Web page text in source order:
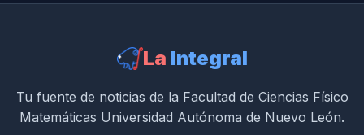
La Integral
Tu fuente de noticias de la Facultad de Ciencias Físico
Matemáticas Universidad Autónoma de Nuevo León.